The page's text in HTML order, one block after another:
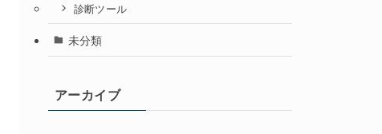
診断ツール
未分類
アーカイブ